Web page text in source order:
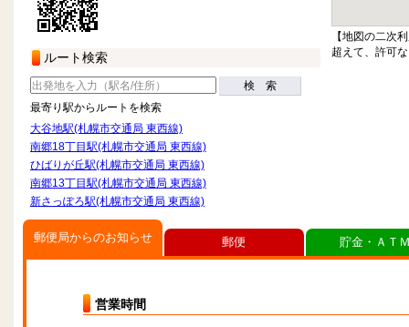
ルート検索
検 索
最寄り駅からルートを検索
大谷地駅(札幌市交通局 東西線)
南郷18丁目駅(札幌市交通局 東西線)
ひばりが丘駅(札幌市交通局 東西線)
南郷13丁目駅(札幌市交通局 東西線)
新さっぽろ駅(札幌市交通局 東西線)
【地図の二次
超えて、許可
郵便局からのお知らせ
営業時間
郵便 貯金・ＡＴ